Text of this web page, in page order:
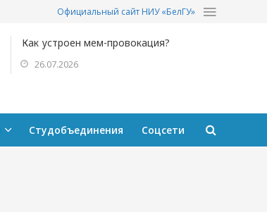
Официальный сайт НИУ «БелГУ»
Как устроен мем-провокация?
26.07.2026
Студобъединения Соцсети